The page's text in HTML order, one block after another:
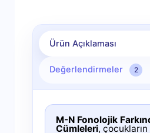
Ürün Açıklaması
Değerlendirmeler 2
M-N Fonolojik
Cümleleri,